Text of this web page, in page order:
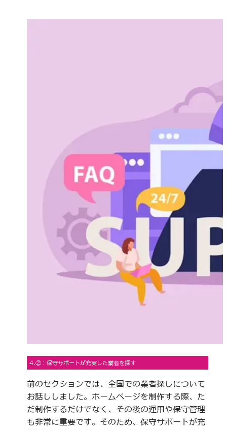
4.②：保守サポートが充実した業者を探す
前のセクションでは、全国での業者探しについて
お話ししました。ホームページを制作する際、た
だ制作するだけでなく、その後の運用や保守管理
も非常に重要です。そのため、保守サポートが充